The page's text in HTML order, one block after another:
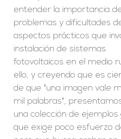
entender la importancia
problemas y dificultades
aspectos prácticos que
instalación de sistemas
fotovoltaicos en el medio
ello, y creyendo que es
de que "una imagen vale
mil palabras",
una colección de ejemplos
que exige poco esfuerzo